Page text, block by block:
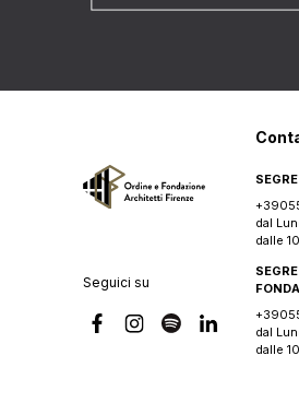
Seguici su
dal
dalle
dal
dalle